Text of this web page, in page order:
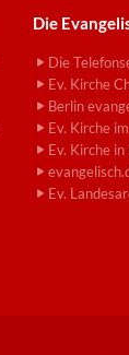
Die
Die
Ev. Kirche
Berlin
Ev. Kirche
Ev. Kirche
Ev.